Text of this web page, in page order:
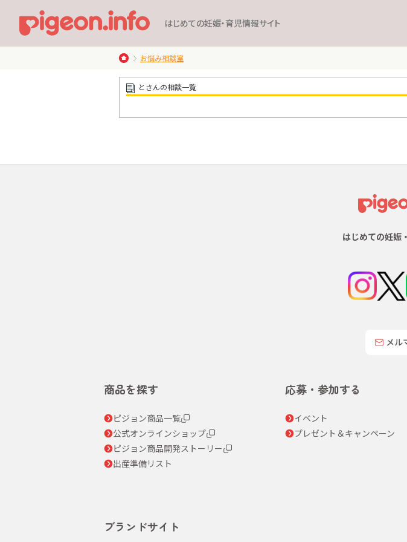
はじめての妊娠・育児情報サイト
お悩み相談室
とさんの相談一覧
はじめての妊娠
メル
商品を探す
ピジョン商品一覧
公式オンラインショップ
ピジョン商品開発ストーリー
出産準備リスト
応募・参加する
イベント
プレゼント＆キャンペーン
ブランドサイト